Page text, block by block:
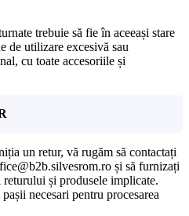
trebuie să fie în aceeași stare
de utilizare excesivă sau
cu toate accesoriile și
un retur, vă rugăm să contactați
și să furnizați
și produsele implicate.
necesari pentru procesarea